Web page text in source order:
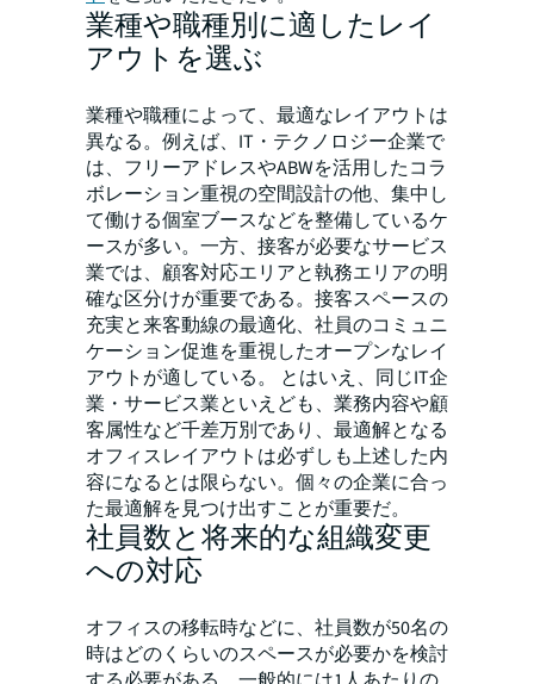
業種や職種別に適したレイ
アウトを選ぶ
業種や職種によって、最適なレイアウトは
異なる。例えば、IT・テクノロジー企業で
は、フリーアドレスやABWを活用したコラ
ボレーション重視の空間設計の他、集中し
て働ける個室ブースなどを整備しているケ
ースが多い。一方、接客が必要なサービス
業では、顧客対応エリアと執務エリアの明
確な区分けが重要である。接客スペースの
充実と来客動線の最適化、社員のコミュニ
ケーション促進を重視したオープンなレイ
アウトが適している。 とはいえ、同じIT企
業・サービス業といえども、業務内容や顧
客属性など千差万別であり、最適解となる
オフィスレイアウトは必ずしも上述した内
容になるとは限らない。個々の企業に合っ
た最適解を見つけ出すことが重要だ。
社員数と将来的な組織変更
への対応
オフィスの移転時などに、社員数が50名の
時はどのくらいのスペースが必要かを検討